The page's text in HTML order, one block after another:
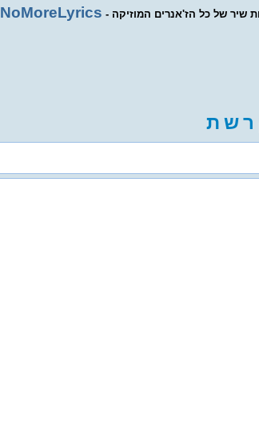
NoMoreLyrics שיר של כל הז'אנרים המוזיקה
רש ת